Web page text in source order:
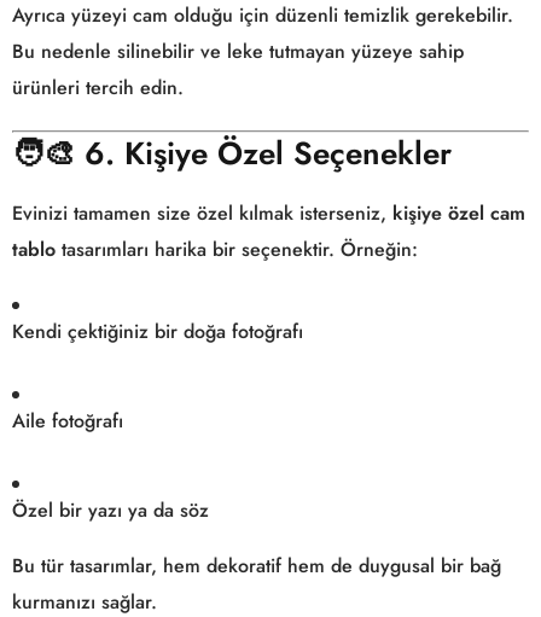
Ayrıca yüzeyi cam olduğu için düzenli temizlik gerekebilir.
Bu nedenle silinebilir ve leke tutmayan yüzeye sahip
ürünleri tercih edin.
🧑‍🎨 6. Kişiye Özel Seçenekler
Evinizi tamamen size özel kılmak isterseniz, kişiye özel cam
tablo tasarımları harika bir seçenektir. Örneğin:
Kendi çektiğiniz bir doğa fotoğrafı
Aile fotoğrafı
Özel bir yazı ya da söz
Bu tür tasarımlar, hem dekoratif hem de duygusal bir bağ
kurmanızı sağlar.